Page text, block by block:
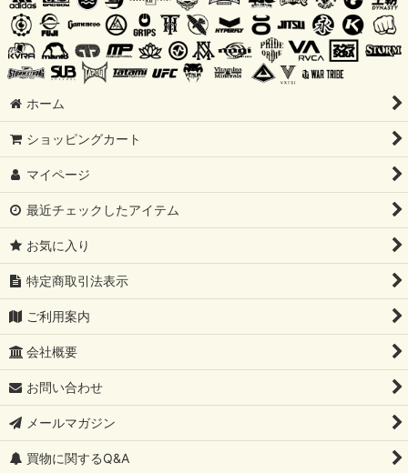
ホーム
ショッピングカート
マイページ
最近チェックしたアイテム
お気に入り
特定商取引法表示
ご利用案内
会社概要
お問い合わせ
メールマガジン
買物に関するQ&A